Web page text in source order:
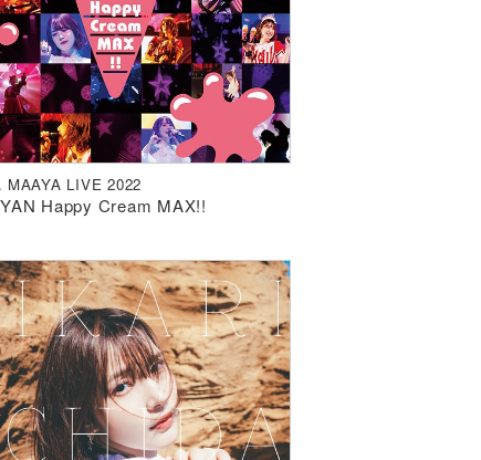
MAAYA LIVE 2022
Happy Cream MAX!!